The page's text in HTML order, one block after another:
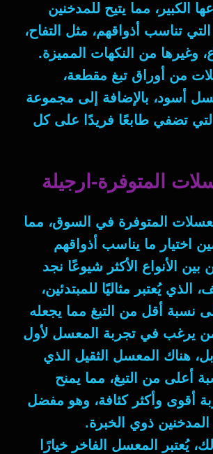
الكبير، مما يتيح للمدخنين
التي تناسب أذواقهم، مثل التفاح،
وغيرها من النكهات المميزة.
من أوراق تبغ مقطعة،
أسود، بالإضافة إلى مجموعة
تضفي طابعًا فريدًا على كل
المتوفرة-ارجيلة
المتوفرة في السوق، مما
اختيار ما يناسب أذواقهم
بين الأنواع الأكثر شيوعًا نجد
الذي يُعتبر مثاليًا للمبتدئين،
نسبة أقل من التبغ مما يجعله
يرغب في تجربة المعسل لأول
هناك المعسل الثقيل الذي
أعلى من التبغ، مما يمنح
أقوى وأكثر كثافة، وهو مفضل
ذوي الخبرة.
يُعتبر المعسل الفاخر خيارًا